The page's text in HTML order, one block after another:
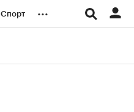
Спорт ...